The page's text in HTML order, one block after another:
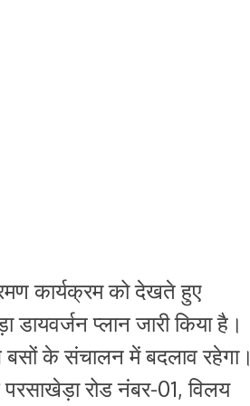
कार्यक्रम को देखते हुए
प्लान जारी किया है।
बसों के संचालन में बदलाव रहेगा।
रोड नंबर-01, विलय